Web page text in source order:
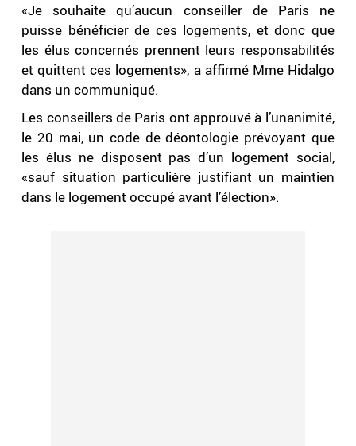
«Je souhaite qu’aucun conseiller de Paris ne
puisse bénéficier de ces logements, et donc que
les élus concernés prennent leurs responsabilités
et quittent ces logements», a affirmé Mme Hidalgo
dans un communiqué.
Les conseillers de Paris ont approuvé à l’unanimité,
le 20 mai, un code de déontologie prévoyant que
les élus ne disposent pas d’un logement social,
«sauf situation particulière justifiant un maintien
dans le logement occupé avant l’élection».